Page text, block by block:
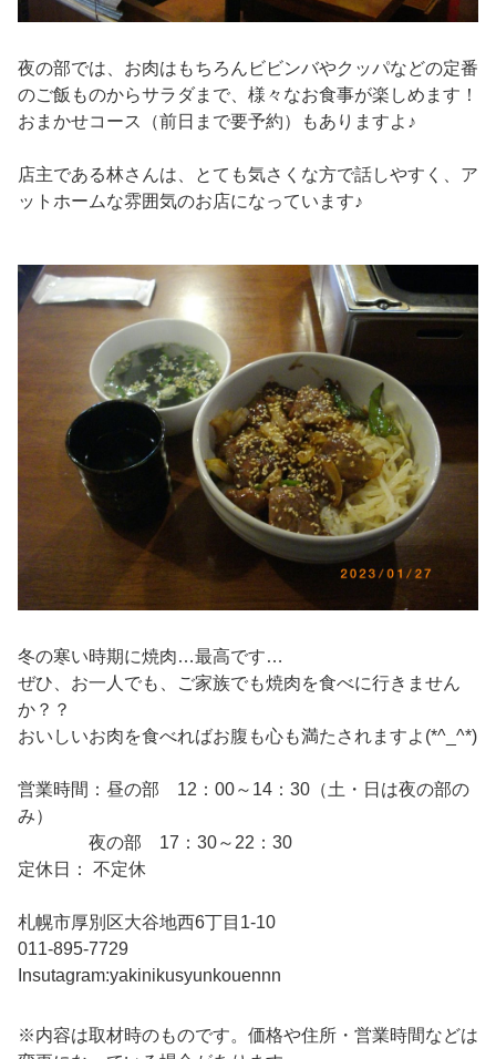
夜の部では、お肉はもちろんビビンバやクッパなどの定番
のご飯ものからサラダまで、様々なお食事が楽しめます！
おまかせコース（前日まで要予約）もありますよ♪
店主である林さんは、とても気さくな方で話しやすく、ア
ットホームな雰囲気のお店になっています♪
冬の寒い時期に焼肉…最高です…
ぜひ、お一人でも、ご家族でも焼肉を食べに行きません
か？？
おいしいお肉を食べればお腹も心も満たされますよ(*^_^*)
営業時間：昼の部 12：00～14：30（土・日は夜の部の
み）
夜の部 17：30～22：30
定休日： 不定休
札幌市厚別区大谷地西6丁目1-10
011-895-7729
Insutagram:yakinikusyunkouennn
※内容は取材時のものです。価格や住所・営業時間などは